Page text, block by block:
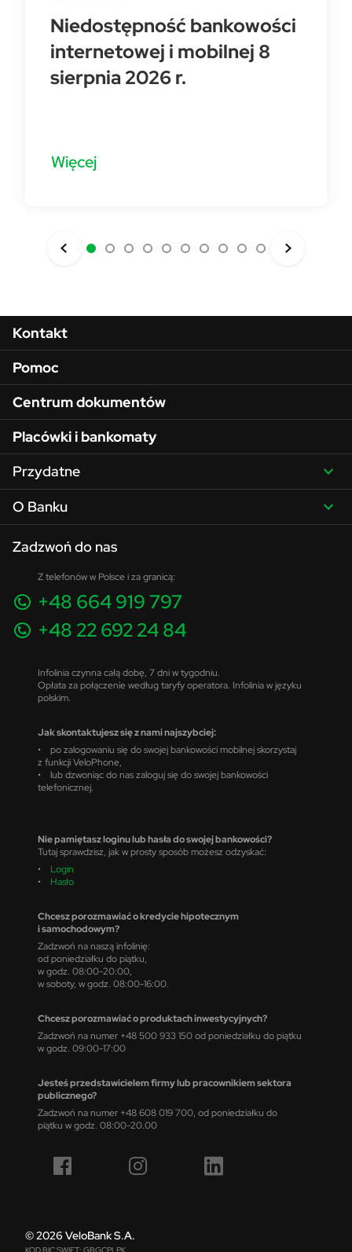
Niedostępność bankowości
internetowej i mobilnej 8
sierpnia 2026 r.
Więcej
Menu w stopce
Kontakt
Pomoc
Centrum dokumentów
Placówki i bankomaty
Przydatne
O Banku
Zadzwoń do nas
Z telefonów w Polsce i za granicą:
+48 664 919 797
+48 22 692 24 84
Infolinia czynna całą dobę, 7 dni w tygodniu.
Opłata za połączenie według taryfy operatora. Infolinia w języku
polskim.
Jak skontaktujesz się z nami najszybciej:
• po zalogowaniu się do swojej bankowości mobilnej skorzystaj
z funkcji VeloPhone,
• lub dzwoniąc do nas zaloguj się do swojej bankowości
telefonicznej.
Nie pamiętasz loginu lub hasła do swojej bankowości?
Tutaj sprawdzisz, jak w prosty sposób możesz odzyskać:
• Login
• Hasło
Chcesz porozmawiać o kredycie hipotecznym
i samochodowym?
Zadzwoń na naszą infolinię:
od poniedziałku do piątku,
w godz. 08:00-20:00,
w soboty, w godz. 08:00-16:00.
Chcesz porozmawiać o produktach inwestycyjnych?
Zadzwoń na numer +48 500 933 150 od poniedziałku do piątku
w godz. 09:00-17:00
Jesteś przedstawicielem firmy lub pracownikiem sektora
publicznego?
Zadzwoń na numer +48 608 019 700, od poniedziałku do
piątku w godz. 08:00-20.00
© 2026 VeloBank S.A.